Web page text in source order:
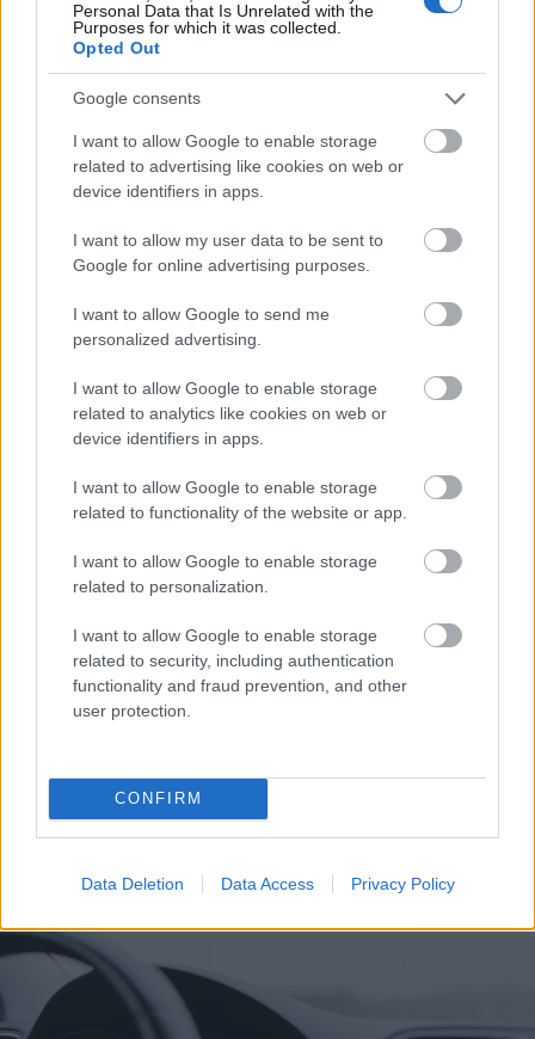
Personal Data that Is Unrelated with the
Purposes for which it was collected.
Opted Out
Google consents
I want to allow Google to enable storage
related to advertising like cookies on web or
device identifiers in apps.
I want to allow my user data to be sent to
Google for online advertising purposes.
I want to allow Google to send me
personalized advertising.
I want to allow Google to enable storage
related to analytics like cookies on web or
device identifiers in apps.
I want to allow Google to enable storage
related to functionality of the website or app.
I want to allow Google to enable storage
related to personalization.
I want to allow Google to enable storage
related to security, including authentication
functionality and fraud prevention, and other
user protection.
CONFIRM
Data Deletion Data Access Privacy Policy
Τουρισμός για Ολους 2026: Τα SOS για να κερδίσετε το
voucher διακοπών
Το Minecraft έρχεται στο Nintendo Switch 2 όπως δεν το
έχετε ξαναδεί
Δήμου Πατρέων ΦΩΤ0